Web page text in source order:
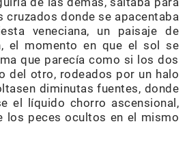
cruzados donde se apacentaba
veneciana, un paisaje de
el momento en que el sol se
que parecía como si los dos
del otro, rodeados por un halo
diminutas fuentes, donde
el líquido chorro ascensional,
los peces ocultos en el mismo